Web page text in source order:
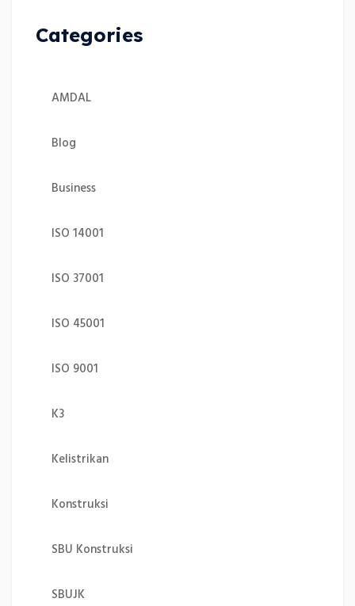
Categories
AMDAL
Blog
Business
ISO 14001
ISO 37001
ISO 45001
ISO 9001
K3
Kelistrikan
Konstruksi
SBU Konstruksi
SBUJK